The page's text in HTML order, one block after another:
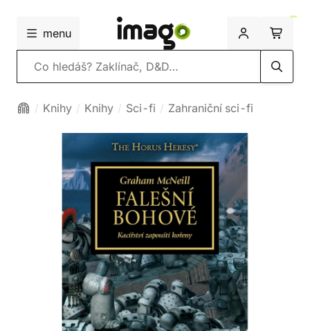
menu
Vyhledávání
Knihy Knihy Sci-fi Zahraniční sci-fi